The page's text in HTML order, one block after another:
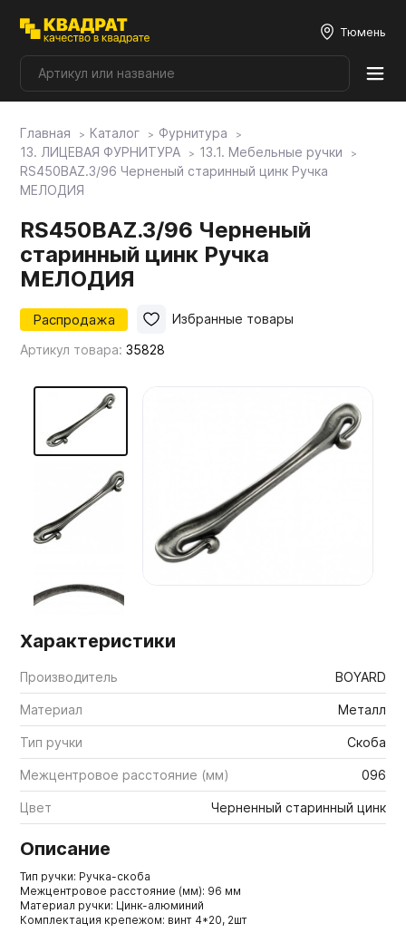
Тюмень
Плитные материалы
Фурнитура
Столешницы
Мой ЭГГЕР
Мебельные образцы, каталоги
Главная Каталог
Фурнитура
13. ЛИЦЕВАЯ ФУРНИТУРА
13.1. Мебельные ручки
RS450BAZ.3/96 Черненый старинный цинк Ручка
МЕЛОДИЯ
RS450BAZ.3/96 Черненый
старинный цинк Ручка
МЕЛОДИЯ
Распродажа
Артикул товара:35828
Избранные товары
Характеристики
Производитель BOYARD
Материал Металл
Тип ручки Скоба
Межцентровое расстояние (мм) 096
Цвет Черненный старинный цинк
Описание
Тип ручки: Ручка-скоба
Межцентровое расстояние (мм): 96 мм
Материал ручки: Цинк-алюминий
Комплектация крепежом: винт 4*20, 2шт